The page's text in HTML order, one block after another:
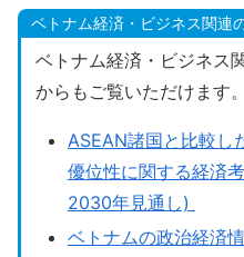
ベトナム経済・ビジネス関連
ベトナム経済・ビジネス
からもご覧いただけます。
ASEAN諸国と比較し
優位性に関する経済
2030年見通し)
ベトナムの政治経済